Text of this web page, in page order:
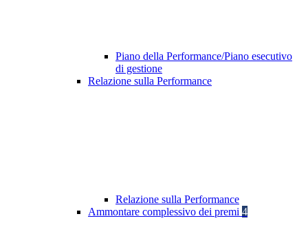
Piano della Performance/Piano esecutivo
di gestione
Relazione sulla Performance
Relazione sulla Performance
Ammontare complessivo dei premi 4